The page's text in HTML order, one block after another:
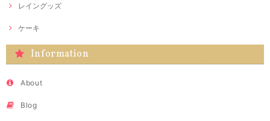
レイングッズ
ケーキ
Information
About
Blog